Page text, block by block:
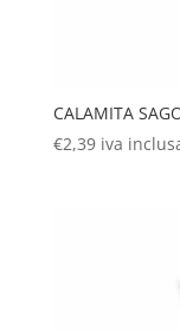
CALAMITA
€2,39 iva